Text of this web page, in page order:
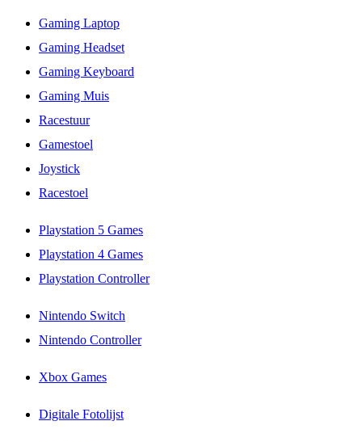
Gaming Laptop
Gaming Headset
Gaming Keyboard
Gaming Muis
Racestuur
Gamestoel
Joystick
Racestoel
Playstation 5 Games
Playstation 4 Games
Playstation Controller
Nintendo Switch
Nintendo Controller
Xbox Games
Digitale Fotolijst